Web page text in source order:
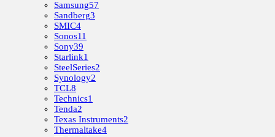
Samsung57
Sandberg3
SMIC4
Sonos11
Sony39
Starlink1
SteelSeries2
Synology2
TCL8
Technics1
Tenda2
Texas Instruments2
Thermaltake4